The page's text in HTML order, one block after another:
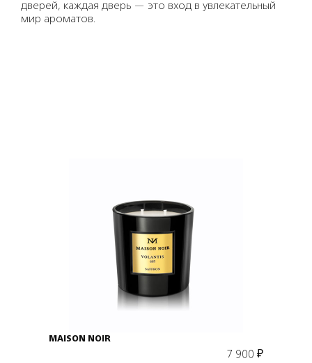
дверей, каждая дверь — это вход в увлекательный
мир ароматов.
В корзину
MAISON NOIR
7 900 ₽